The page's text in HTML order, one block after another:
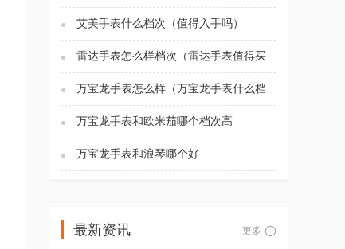
艾美手表什么档次（值得入手吗）
雷达手表怎么样档次（雷达手表值得买
吗)
万宝龙手表怎么样（万宝龙手表什么档
次）
万宝龙手表和欧米茄哪个档次高
万宝龙手表和浪琴哪个好
最新资讯 更多